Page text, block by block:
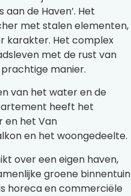
de Haven’. Het
met stalen elementen,
karakter. Het complex
met de rust van
manier.
van het water en de
heeft het
en het Van
en het woongedeelte.
over een eigen haven,
groene binnentuin
horeca en commerciële